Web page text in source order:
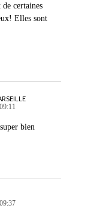
de certaines
Elles sont
bien